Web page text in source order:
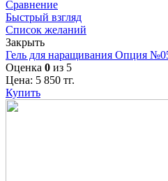
Сравнение
Быстрый взгляд
Список желаний
Закрыть
Гель для наращивания Опция
Оценка 0 из 5
Цена: 5 850 тг.
Купить